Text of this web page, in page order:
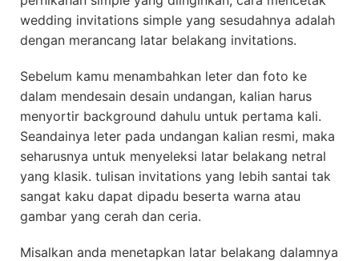
wedding invitations simple yang sesudahnya adalah
dengan merancang latar belakang invitations.
Sebelum kamu menambahkan leter dan foto ke
dalam mendesain desain undangan, kalian harus
menyortir background dahulu untuk pertama kali.
Seandainya leter pada undangan kalian resmi, maka
seharusnya untuk menyeleksi latar belakang netral
yang klasik. tulisan invitations yang lebih santai tak
sangat kaku dapat dipadu beserta warna atau
gambar yang cerah dan ceria.
Misalkan anda menetapkan latar belakang dalamnya